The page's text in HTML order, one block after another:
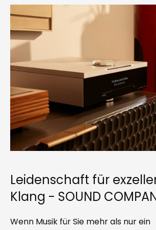
Leidenschaft für
Klang - SOUND
Wenn Musik für Sie mehr als nur ein